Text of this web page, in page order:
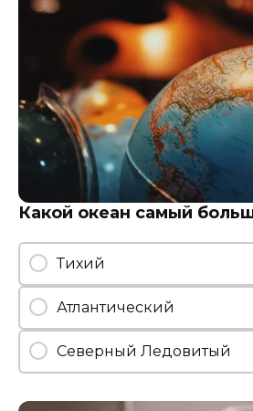
Какой океан самый
Тихий
Атлантический
Северный Ледовитый